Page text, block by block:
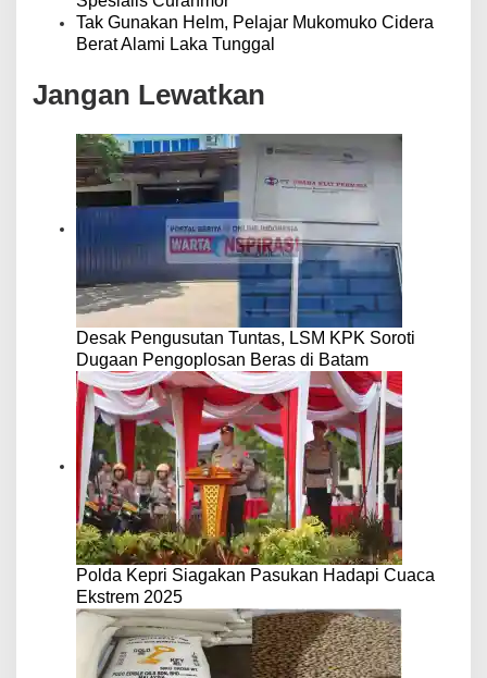
Tak Gunakan Helm, Pelajar Mukomuko Cidera
Berat Alami Laka Tunggal
Jangan Lewatkan
Desak Pengusutan Tuntas, LSM KPK Soroti
Dugaan Pengoplosan Beras di Batam
Polda Kepri Siagakan Pasukan Hadapi Cuaca
Ekstrem 2025